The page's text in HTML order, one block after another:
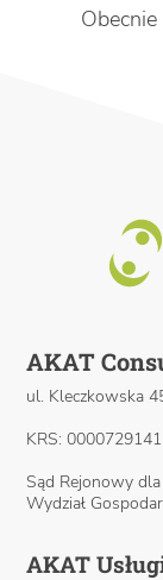
AKAT
ul. Kleczkowska
KRS:
Sąd Rejonowy
Wydział
AKAT